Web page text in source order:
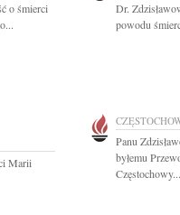
o śmierci
Dr.
powodu
Marii
Panu
byłemu
Częstochowy...